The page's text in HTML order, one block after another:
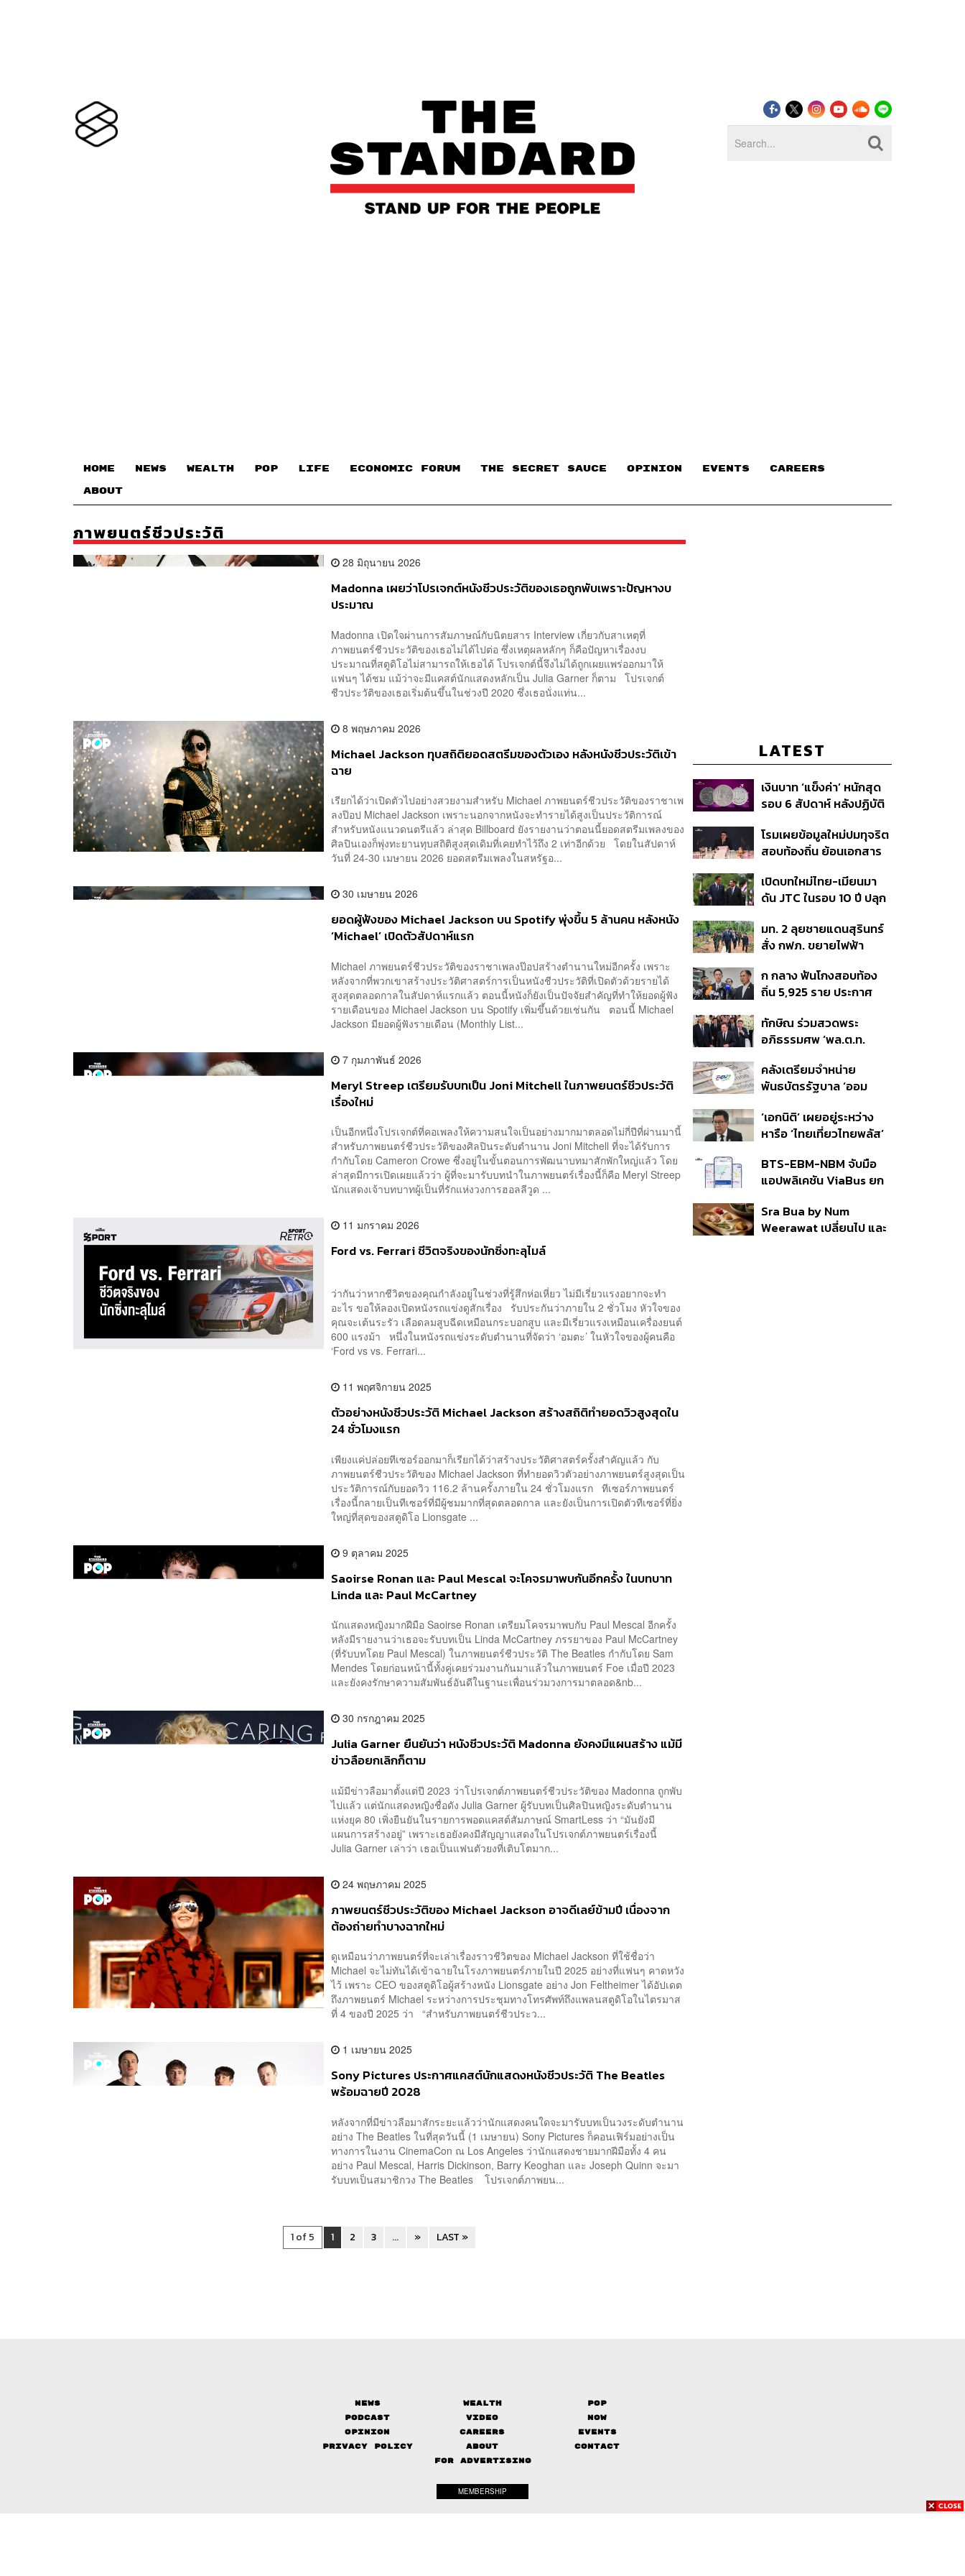
HOME NEWS WEALTH POP LIFE ECONOMIC FORUM THE SECRET SAUCE​ OPINION EVENTS CAREERS
ABOUT
ภาพยนตร์ชีวประวัติ
28 มิถุนายน 2026
Madonna เผยว่าโปรเจกต์หนังชีวประวัติของเธอถูกพับเพราะปัญหางบ
ประมาณ
Madonna เปิดใจผ่านการสัมภาษณ์กับนิตยสาร Interview เกี่ยวกับสาเหตุที่
ภาพยนตร์ชีวประวัติของเธอไม่ได้ไปต่อ ซึ่งเหตุผลหลักๆ ก็คือปัญหาเรื่องงบ
ประมาณที่สตูดิโอไม่สามารถให้เธอได้ โปรเจกต์นี้จึงไม่ได้ถูกเผยแพร่ออกมาให้
แฟนๆ ได้ชม แม้ว่าจะมีแคสต์นักแสดงหลักเป็น Julia Garner ก็ตาม โปรเจกต์
ชีวประวัติของเธอเริ่มต้นขึ้นในช่วงปี 2020 ซึ่งเธอนั่งแท่น...
8 พฤษภาคม 2026
Michael Jackson ทุบสถิติยอดสตรีมของตัวเอง หลังหนังชีวประวัติเข้า
ฉาย
เรียกได้ว่าเปิดตัวไปอย่างสวยงามสำหรับ Michael ภาพยนตร์ชีวประวัติของราชาเพ
ลงป๊อป Michael Jackson เพราะนอกจากหนังจะทำรายได้สูงเป็นประวัติการณ์
สำหรับหนังแนวดนตรีแล้ว ล่าสุด Billboard ยังรายงานว่าตอนนี้ยอดสตรีมเพลงของ
ศิลปินเองก็พุ่งทะยานทุบสถิติสูงสุดเดิมที่เคยทำไว้ถึง 2 เท่าอีกด้วย โดยในสัปดาห์
วันที่ 24-30 เมษายน 2026 ยอดสตรีมเพลงในสหรัฐอ...
30 เมษายน 2026
ยอดผู้ฟังของ Michael Jackson บน Spotify พุ่งขึ้น 5 ล้านคน หลังหนัง
‘Michael’ เปิดตัวสัปดาห์แรก
Michael ภาพยนตร์ชีวประวัติของราชาเพลงป๊อปสร้างตำนานใหม่อีกครั้ง เพราะ
หลังจากที่พวกเขาสร้างประวัติศาสตร์การเป็นหนังชีวประวัติที่เปิดตัวด้วยรายได้
สูงสุดตลอดกาลในสัปดาห์แรกแล้ว ตอนนี้หนังก็ยังเป็นปัจจัยสำคัญที่ทำให้ยอดผู้ฟัง
รายเดือนของ Michael Jackson บน Spotify เพิ่มขึ้นด้วยเช่นกัน ตอนนี้ Michael
Jackson มียอดผู้ฟังรายเดือน (Monthly List...
7 กุมภาพันธ์ 2026
Meryl Streep เตรียมรับบทเป็น Joni Mitchell ในภาพยนตร์ชีวประวัติ
เรื่องใหม่
เป็นอีกหนึ่งโปรเจกต์ที่คอเพลงให้ความสนใจเป็นอย่างมากมาตลอดไม่กี่ปีที่ผ่านมานี้
สำหรับภาพยนตร์ชีวประวัติของศิลปินระดับตำนาน Joni Mitchell ที่จะได้รับการ
กำกับโดย Cameron Crowe ซึ่งอยู่ในขั้นตอนการพัฒนาบทมาสักพักใหญ่แล้ว โดย
ล่าสุดมีการเปิดเผยแล้วว่า ผู้ที่จะมารับบทนำในภาพยนตร์เรื่องนี้ก็คือ Meryl Streep
นักแสดงเจ้าบทบาทผู้เป็นที่รักแห่งวงการฮอลลีวูด ...
11 มกราคม 2026
Ford vs. Ferrari ชีวิตจริงของนักซิ่งทะลุไมล์
ว่ากันว่าหากชีวิตของคุณกำลังอยู่ในช่วงที่รู้สึกห่อเหี่ยว ไม่มีเรี่ยวแรงอยากจะทำ
อะไร ขอให้ลองเปิดหนังรถแข่งดูสักเรื่อง รับประกันว่าภายใน 2 ชั่วโมง หัวใจของ
คุณจะเต้นระรัว เลือดลมสูบฉีดเหมือนกระบอกสูบ และมีเรี่ยวแรงเหมือนเครื่องยนต์
600 แรงม้า หนึ่งในหนังรถแข่งระดับตำนานที่จัดว่า ‘อมตะ’ ในหัวใจของผู้คนคือ
‘Ford vs vs. Ferrari...
11 พฤศจิกายน 2025
ตัวอย่างหนังชีวประวัติ Michael Jackson สร้างสถิติทำยอดวิวสูงสุดใน
24 ชั่วโมงแรก
เพียงแค่ปล่อยทีเซอร์ออกมาก็เรียกได้ว่าสร้างประวัติศาสตร์ครั้งสำคัญแล้ว กับ
ภาพยนตร์ชีวประวัติของ Michael Jackson ที่ทำยอดวิวตัวอย่างภาพยนตร์สูงสุดเป็น
ประวัติการณ์กับยอดวิว 116.2 ล้านครั้งภายใน 24 ชั่วโมงแรก ทีเซอร์ภาพยนตร์
เรื่องนี้กลายเป็นทีเซอร์ที่มีผู้ชมมากที่สุดตลอดกาล และยังเป็นการเปิดตัวทีเซอร์ที่ยิ่ง
ใหญ่ที่สุดของสตูดิโอ Lionsgate ...
9 ตุลาคม 2025
Saoirse Ronan และ Paul Mescal จะโคจรมาพบกันอีกครั้ง ในบทบาท
Linda และ Paul McCartney
นักแสดงหญิงมากฝีมือ Saoirse Ronan เตรียมโคจรมาพบกับ Paul Mescal อีกครั้ง
หลังมีรายงานว่าเธอจะรับบทเป็น Linda McCartney ภรรยาของ Paul McCartney
(ที่รับบทโดย Paul Mescal) ในภาพยนตร์ชีวประวัติ The Beatles กำกับโดย Sam
Mendes โดยก่อนหน้านี้ทั้งคู่เคยร่วมงานกันมาแล้วในภาพยนตร์ Foe เมื่อปี 2023
และยังคงรักษาความสัมพันธ์อันดีในฐานะเพื่อนร่วมวงการมาตลอด&nb...
30 กรกฎาคม 2025
Julia Garner ยืนยันว่า หนังชีวประวัติ Madonna ยังคงมีแผนสร้าง แม้มี
ข่าวลือยกเลิกก็ตาม
แม้มีข่าวลือมาตั้งแต่ปี 2023 ว่าโปรเจกต์ภาพยนตร์ชีวประวัติของ Madonna ถูกพับ
ไปแล้ว แต่นักแสดงหญิงชื่อดัง Julia Garner ผู้รับบทเป็นศิลปินหญิงระดับตำนาน
แห่งยุค 80 เพิ่งยืนยันในรายการพอดแคสต์สัมภาษณ์ SmartLess ว่า “มันยังมี
แผนการสร้างอยู่” เพราะเธอยังคงมีสัญญาแสดงในโปรเจกต์ภาพยนตร์เรื่องนี้
Julia Garner เล่าว่า เธอเป็นแฟนตัวยงที่เติบโตมาก...
24 พฤษภาคม 2025
ภาพยนตร์ชีวประวัติของ Michael Jackson อาจดีเลย์ข้ามปี เนื่องจาก
ต้องถ่ายทำบางฉากใหม่
ดูเหมือนว่าภาพยนตร์ที่จะเล่าเรื่องราวชีวิตของ Michael Jackson ที่ใช้ชื่อว่า
Michael จะไม่ทันได้เข้าฉายในโรงภาพยนตร์ภายในปี 2025 อย่างที่แฟนๆ คาดหวัง
ไว้ เพราะ CEO ของสตูดิโอผู้สร้างหนัง Lionsgate อย่าง Jon Feltheimer ได้อัปเดต
ถึงภาพยนตร์ Michael ระหว่างการประชุมทางโทรศัพท์ถึงแพลนสตูดิโอในไตรมาส
ที่ 4 ของปี 2025 ว่า “สำหรับภาพยนตร์ชีวประว...
1 เมษายน 2025
Sony Pictures ประกาศแคสต์นักแสดงหนังชีวประวัติ The Beatles
พร้อมฉายปี 2028
หลังจากที่มีข่าวลือมาสักระยะแล้วว่านักแสดงคนใดจะมารับบทเป็นวงระดับตำนาน
อย่าง The Beatles ในที่สุดวันนี้ (1 เมษายน) Sony Pictures ก็คอนเฟิร์มอย่างเป็น
ทางการในงาน CinemaCon ณ Los Angeles ว่านักแสดงชายมากฝีมือทั้ง 4 คน
อย่าง Paul Mescal, Harris Dickinson, Barry Keoghan และ Joseph Quinn จะมา
รับบทเป็นสมาชิกวง The Beatles โปรเจกต์ภาพยน...
1 of 5 1 2 3 ... » LAST »
LATEST
เงินบาท ‘แข็งค่า’ หนักสุด
รอบ 6 สัปดาห์ หลังปฏิบัติ
สหรัฐฯ-ญี่ปุ่น Standard
Chartered เปิดเป้าสิ้นปีนี้
ต่อดอลลาร์
โรมเผยข้อมูลใหม่ปมทุจริต
สอบท้องถิ่น ย้อนเอกสาร
อนุทิน จ่อสอบต่อเอี่ยว
ตัดตอน ม.บูรพา หรือไม่
เปิดบทใหม่ไทย-เมียนมา
ดัน JTC ในรอบ 10 ปี ปลุก
ชายแดน ท่าเรือน้ำลึก
ทวาย
มท. 2 ลุยชายแดนสุรินทร์
สั่ง กฟภ. ขยายไฟฟ้า
350’ เสริมความมั่นคง
ชายแดน
ก กลาง ฟันโกงสอบท้อง
ถิ่น 5,925 ราย ประกาศ
ราย รอ ป.ป.ช. ขีดเส้นแล้ว
เสร็จ 31 ส.ค.
ทักษิณ ร่วมสวดพระ
อภิธรรมศพ ‘พล.ต.ท.
สิน’ สิริอายุ 103 ปี แกนนำ
เพื่อไทย-บุคคลหลาก
คลังเตรียมจำหน่าย
พันธบัตรรัฐบาล ‘ออม
ก.ย.นี้ อาจเพิ่มสัดส่วนการ
ขายแบบ Small Lot First
‘เอกนิติ’ เผยอยู่ระหว่าง
หารือ ‘ไทยเที่ยวไทยพลัส’
แสนล้าน มั่นใจงบต่อ ‘ไทย
ช่วยไทย พลัส’ เฟส 2 มี
BTS-EBM-NBM จับมือ
แอปพลิเคชัน ViaBus ยก
รถไฟฟ้า 3 สายแบบเรียล
ไทม์
Sra Bua by Num
Weerawat เปลี่ยนไป และ
News Wealth
Pop
Podcast
Video
Now
Opinion
Careers
Events
Privacy Policy
About
Contact
FOR ADVERTISING
MEMBERSHIP